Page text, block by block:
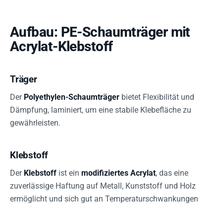
Aufbau: PE-Schaumträger mit
Acrylat-Klebstoff
Träger
Der Polyethylen-Schaumträger bietet Flexibilität und
Dämpfung, laminiert, um eine stabile Klebefläche zu
gewährleisten.
Klebstoff
Der Klebstoff ist ein modifiziertes Acrylat, das eine
zuverlässige Haftung auf Metall, Kunststoff und Holz
ermöglicht und sich gut an Temperaturschwankungen